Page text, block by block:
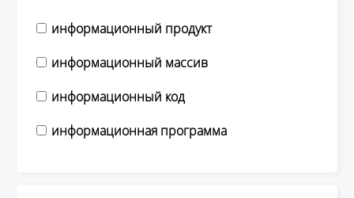
информационный продукт
информационный массив
информационный код
информационная программа